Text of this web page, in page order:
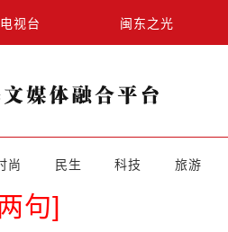
视台 闽东之光
尚 民生 科技 旅游
句]